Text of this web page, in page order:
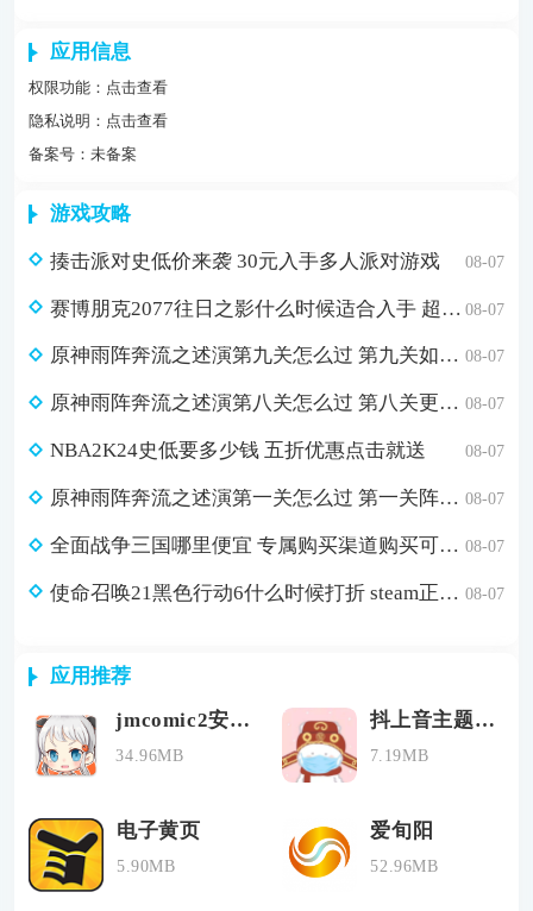
应用信息
权限功能： 点击查看
隐私说明： 点击查看
备案号：未备案
游戏攻略
揍击派对史低价来袭 30元入手多人派对游戏 08-07
赛博朋克2077往日之影什么时候适合入手 超值折扣98元入手方法介绍 08-07
原神雨阵奔流之述演第九关怎么过 第九关如从山间落下的雨滴通关攻略 08-07
原神雨阵奔流之述演第八关怎么过 第八关更多火力更少损伤通关攻略 08-07
NBA2K24史低要多少钱 五折优惠点击就送 08-07
原神雨阵奔流之述演第一关怎么过 第一关阵线的形成通关攻略 08-07
全面战争三国哪里便宜 专属购买渠道购买可省179元 08-07
使命召唤21黑色行动6什么时候打折 steam正版游戏低价购买渠道分享 08-07
应用推荐
jmcomic2安装包1.6.9最新版
34.96MB
抖上音主题壁纸
7.19MB
电子黄页
5.90MB
爱旬阳
52.96MB